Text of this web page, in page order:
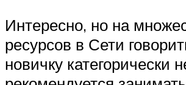
Интересно, но на
ресурсов в Сети
новичку категорически